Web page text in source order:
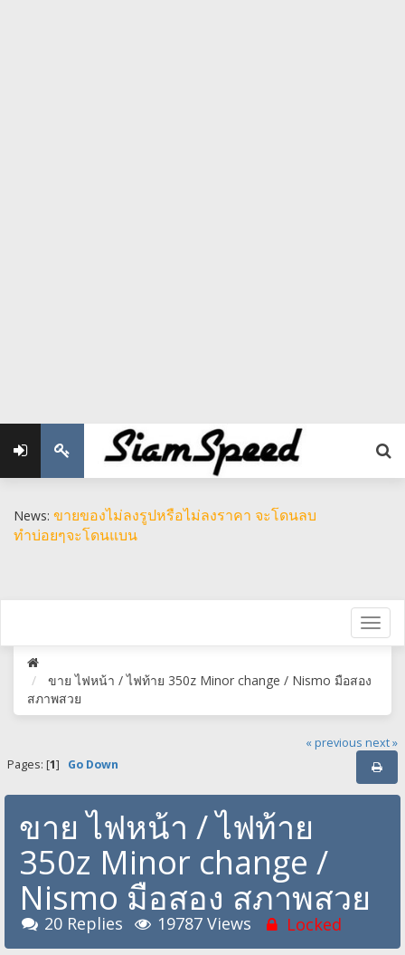
News: ขายของไม่ลงรูปหรือไม่ลงราคา จะโดนลบ
ทำบ่อยๆจะโดนแบน
ขาย ไฟหน้า / ไฟท้าย 350z Minor change / Nismo มือสอง
สภาพสวย
« previous next »
Pages: [1] Go Down
ขาย ไฟหน้า / ไฟท้าย
350z Minor change /
Nismo มือสอง สภาพสวย
20 Replies 19787 Views Locked